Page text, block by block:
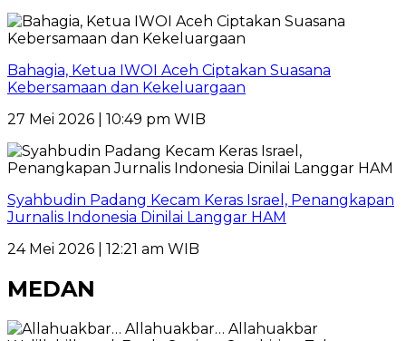
Bahagia, Ketua IWOI Aceh Ciptakan Suasana
Kebersamaan dan Kekeluargaan
27 Mei 2026 | 10:49 pm WIB
Syahbudin Padang Kecam Keras Israel, Penangkapan
Jurnalis Indonesia Dinilai Langgar HAM
24 Mei 2026 | 12:21 am WIB
MEDAN